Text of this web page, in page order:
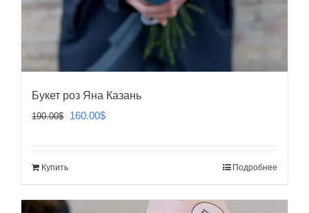
Букет роз Яна Казань
190.00$
Первоначальная
160.00$Текущая
Купить Подробнее